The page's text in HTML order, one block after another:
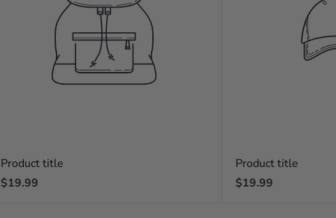
Product title
Regular
$19.99
Product title
Regular
$19.99